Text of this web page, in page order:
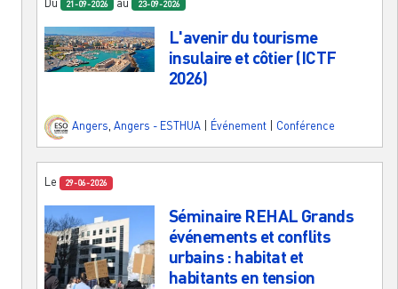
21-09-2026 23-09-2026
L'avenir du tourisme
insulaire et côtier (ICTF
2026)
Angers, Angers - ESTHUA Événement Conférence
Le 29-06-2026
Séminaire REHAL Grands
événements et conflits
urbains : habitat et
habitants en tension